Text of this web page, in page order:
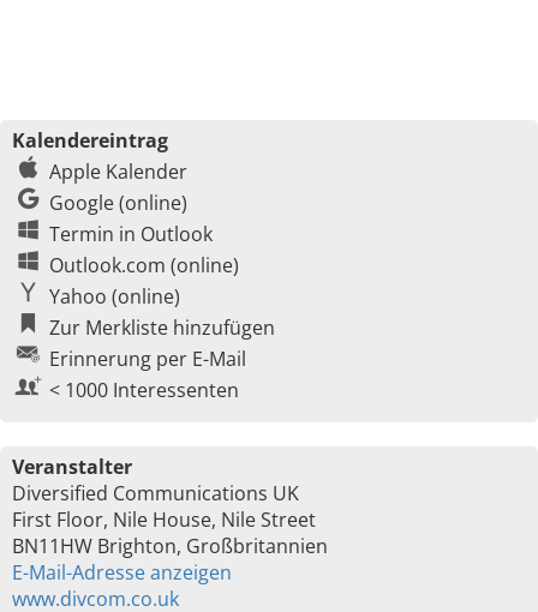
Kalendereintrag
Apple Kalender
Google (online)
Termin in Outlook
Outlook.com (online)
Yahoo (online)
Zur Merkliste hinzufügen
Erinnerung per E-Mail
< 1000 Interessenten
Veranstalter
Diversified Communications UK
First Floor, Nile House, Nile Street
BN11HW Brighton, Großbritannien
E-Mail-Adresse anzeigen
www.divcom.co.uk